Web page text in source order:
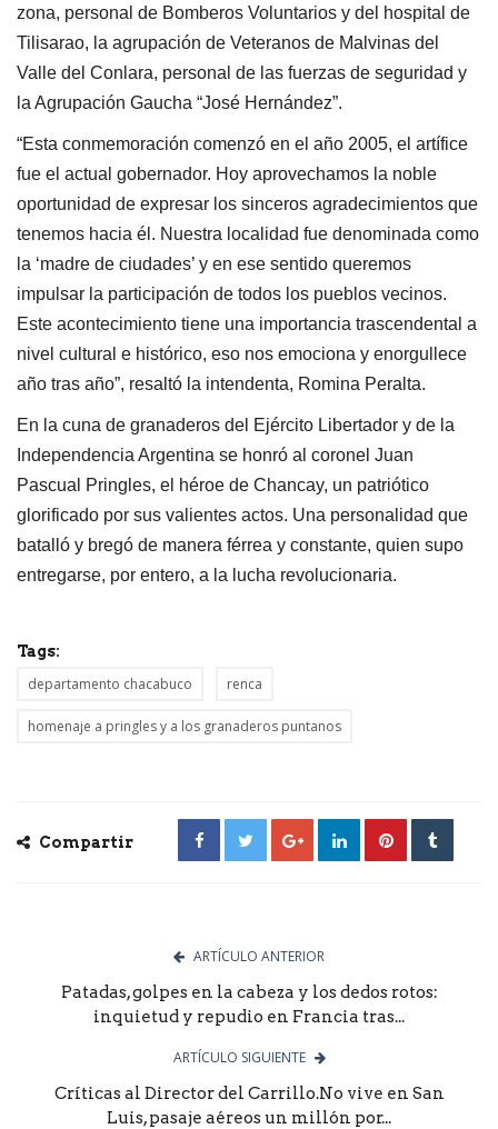
zona, personal de Bomberos Voluntarios y del hospital de
Tilisarao, la agrupación de Veteranos de Malvinas del
Valle del Conlara, personal de las fuerzas de seguridad y
la Agrupación Gaucha “José Hernández”.
“Esta conmemoración comenzó en el año 2005, el artífice
fue el actual gobernador. Hoy aprovechamos la noble
oportunidad de expresar los sinceros agradecimientos que
tenemos hacia él. Nuestra localidad fue denominada como
la ‘madre de ciudades’ y en ese sentido queremos
impulsar la participación de todos los pueblos vecinos.
Este acontecimiento tiene una importancia trascendental a
nivel cultural e histórico, eso nos emociona y enorgullece
año tras año”, resaltó la intendenta, Romina Peralta.
En la cuna de granaderos del Ejército Libertador y de la
Independencia Argentina se honró al coronel Juan
Pascual Pringles, el héroe de Chancay, un patriótico
glorificado por sus valientes actos. Una personalidad que
batalló y bregó de manera férrea y constante, quien supo
entregarse, por entero, a la lucha revolucionaria.
Tags:
departamento chacabuco renca
homenaje a pringles y a los granaderos puntanos
Compartir
ARTÍCULO ANTERIOR
Patadas, golpes en la cabeza y los dedos rotos:
inquietud y repudio en Francia tras...
ARTÍCULO SIGUIENTE
Críticas al Director del Carrillo.No vive en San
Luis, pasaje aéreos un millón por...